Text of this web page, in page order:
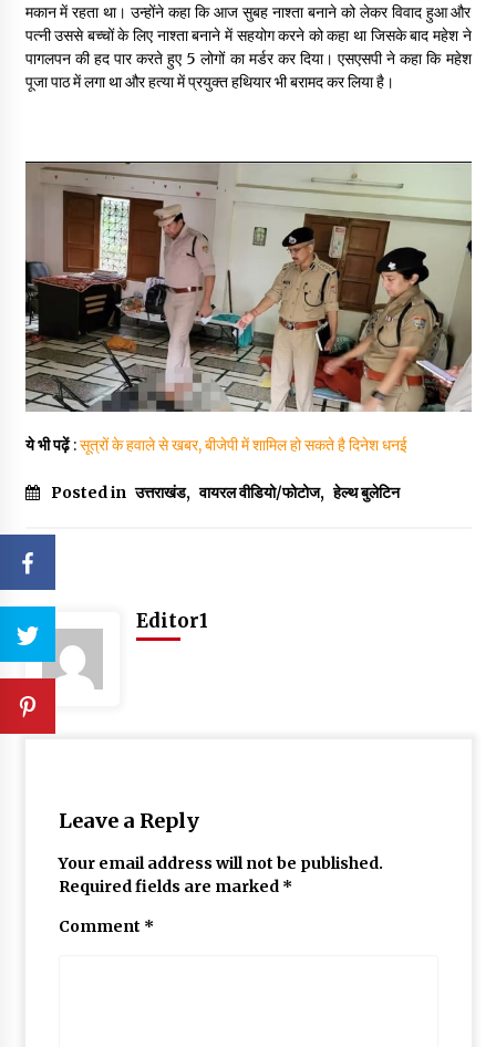
मकान में रहता था। उन्होंने कहा कि आज सुबह नाश्ता बनाने को लेकर विवाद हुआ और
पत्नी उससे बच्चों के लिए नाश्ता बनाने में सहयोग करने को कहा था जिसके बाद महेश ने
पागलपन की हद पार करते हुए 5 लोगों का मर्डर कर दिया। एसएसपी ने कहा कि महेश
पूजा पाठ में लगा था और हत्या में प्रयुक्त हथियार भी बरामद कर लिया है।
ये भी पढ़ें:सूत्रों के हवाले से खबर, बीजेपी में शामिल हो सकते है दिनेश धनई
Posted in उत्तराखंड, वायरल वीडियो/फोटोज, हेल्थ बुलेटिन
Editor1
Leave a Reply
Your email address will not be published.
Required fields are marked *
Comment *